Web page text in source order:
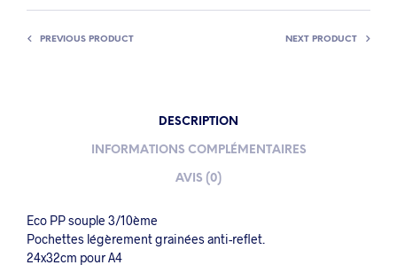
PREVIOUS PRODUCT NEXT PRODUCT
DESCRIPTION
INFORMATIONS COMPLÉMENTAIRES
AVIS (0)
Eco PP souple 3/10ème
Pochettes légèrement grainées anti-reflet.
24x32cm pour A4